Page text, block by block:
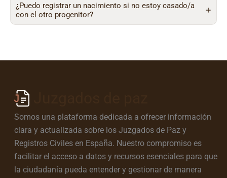
¿Puedo registrar un nacimiento si no estoy casado/a
con el otro progenitor?
Somos una plataforma dedicada a ofrecer información
clara y actualizada sobre los Juzgados de Paz y
Registros Civiles en España. Nuestro compromiso es
facilitar el acceso a datos y recursos esenciales para que
la ciudadanía pueda entender y gestionar de manera